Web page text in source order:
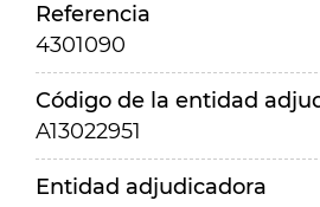
Referencia
4301090
Código de la entidad
A13022951
Entidad adjudicadora